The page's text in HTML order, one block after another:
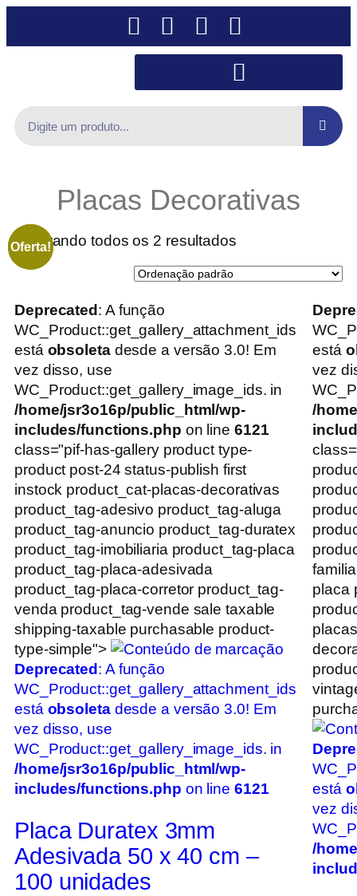
Placas Decorativas
Mostrando todos os 2 resultados
Deprecated : A função
WC_Product::get_gallery_attachment_ids
está obsoletadesde a versão 3.0! Em
vez disso, use
WC_Product::get_gallery_image_ids. in
/home/jsr3o16p/public_html/wp-
includes/functions.php on line 6121
class="pif-has-gallery product type-
product post-24 status-publish first
instock product_cat-placas-decorativas
product_tag-adesivo product_tag-aluga
product_tag-anuncio product_tag-duratex
product_tag-imobiliaria product_tag-placa
product_tag-placa-adesivada
product_tag-placa-corretor product_tag-
venda product_tag-vende sale taxable
shipping-taxable purchasable product-
type-simple">
Oferta!
Deprecated : A função
WC_Product::get_gallery_attachment_ids
está obsoletadesde a versão 3.0! Em
vez disso, use
WC_Product::get_gallery_image_ids. in
/home/jsr3o16p/public_html/wp-
includes/functions.php on line 6121
Placa Duratex 3mm
Adesivada 50 x 40 cm –
100 unidades
está
vez
/
placa
Oferta!
está
vez
/